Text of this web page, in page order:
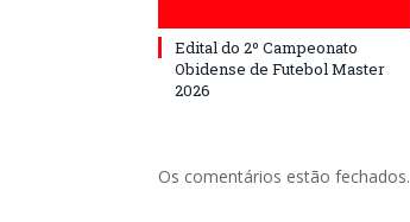
Edital do 2º Campeonato
Obidense de Futebol Master
2026
Os comentários estão fechados.